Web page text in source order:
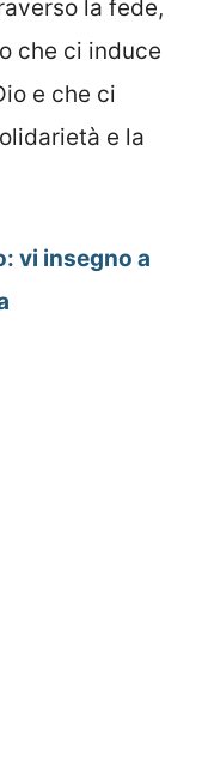
la fede,
che ci induce
e che ci
e la
vi insegno a